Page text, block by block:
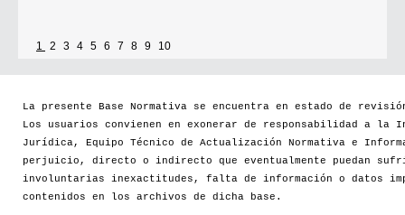
1 2 3 4 5 6 7 8 9 10
La presente Base Normativa se encuentra en estado de
Los usuarios convienen en exonerar de responsabilidad a la
Jurídica, Equipo Técnico de Actualización Normativa e
perjuicio, directo o indirecto que eventualmente puedan
involuntarias inexactitudes, falta de información o datos
contenidos en los archivos de dicha base.